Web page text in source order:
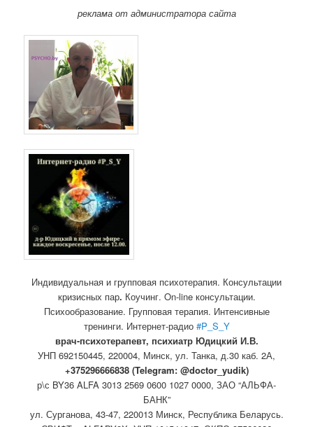
реклама от администратора сайта
Индивидуальная и групповая психотерапия. Консультации
кризисных пар. Коучинг. On-line консультации.
Психообразование. Групповая терапия. Интенсивные
тренинги. Интернет-радио #P_S_Y
врач-психотерапевт, психиатр Юдицкий И.В.
УНП 692150445, 220004, Минск, ул. Танка, д.30 каб. 2А,
+375296666838 (Telegram: @doctor_yudik)
р\с BY36 ALFA 3013 2569 0600 1027 0000, ЗАО “АЛЬФА-
БАНК”
ул. Сурганова, 43-47, 220013 Минск, Республика Беларусь.